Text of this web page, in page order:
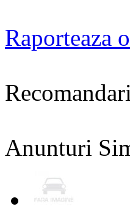
Raporteaza
Recomandari
Anunturi